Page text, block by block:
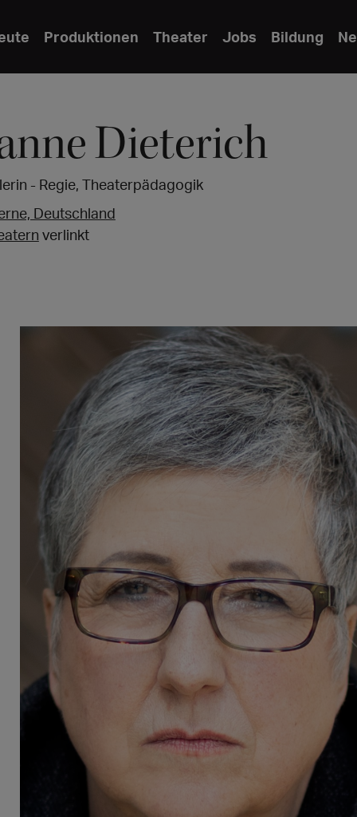
Produktionen Theater Jobs Bildung
Dieterich
- Regie, Theaterpädagogik
Deutschland
verlinkt